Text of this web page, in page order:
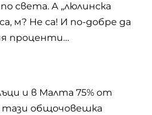
света. А „люлинска
м? Не са! И по-добре да
проценти…
и в Малта 75% от
тази общочовешка